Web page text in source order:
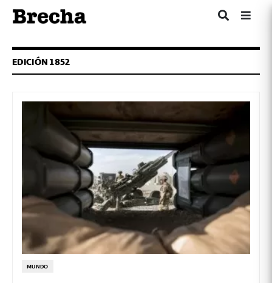
EDICIÓN 1852
MUNDO